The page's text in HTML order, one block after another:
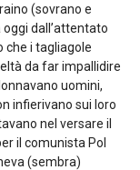
(sovrano e
dall’attentato
che i tagliagole
da far impallidire
uomini,
infierivano sui loro
nel versare il
il comunista Pol
(sembra)